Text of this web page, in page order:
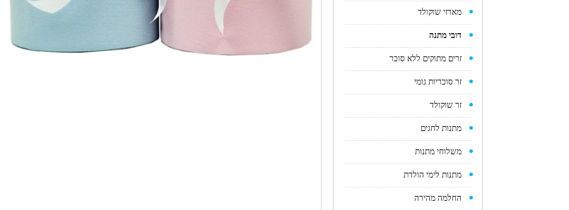
מארזי שוקולד
דובי מתנה
זרים מתוקים ללא סוכר
זר סוכריות גומי
זר שוקולד
מתנות לחגים
משלוחי מתנות
מתנות לימי הולדת
החלמה מהירה